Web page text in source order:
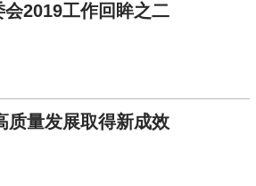
2019工作回眸之二
质量发展取得新成效